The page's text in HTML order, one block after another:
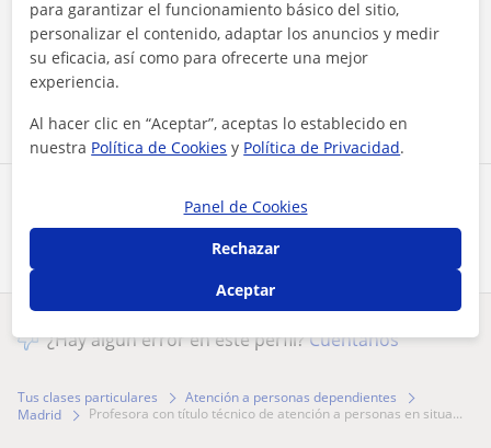
Comparte a este profesor
Al hacer clic, aceptas nuestro aviso legal privacidad
¿Hay algún error en este perfil?Cuéntanos
Tus clases particulares
Atención a personas dependientes
Madrid
profesora con título técnico de atención a personas en situa...
para garantizar el funcionamiento básico del sitio,
personalizar el contenido, adaptar los anuncios y medir
su eficacia, así como para ofrecerte una mejor
experiencia.
Al hacer clic en “Aceptar”, aceptas lo establecido en
nuestra Política de Cookies y Política de Privacidad.
Panel de Cookies
Rechazar
Aceptar